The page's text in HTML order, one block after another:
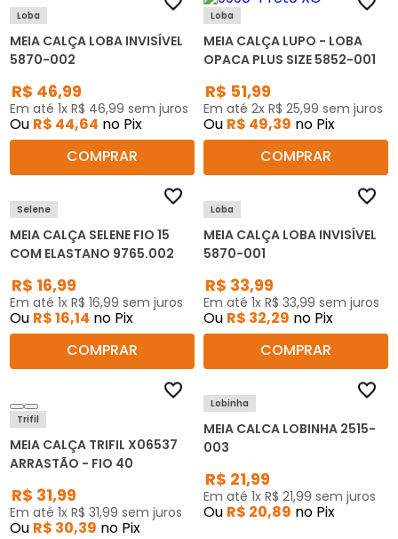
Loba
MEIA CALÇA LOBA INVISÍVEL
5870-002
R$ 46,99
Em até 1x R$ 46,99 sem juros
Ou R$ 44,64 no Pix
COMPRAR
Loba
MEIA CALÇA LUPO - LOBA
OPACA PLUS SIZE 5852-001
R$ 51,99
Em até 2x R$ 25,99 sem juros
Ou R$ 49,39 no Pix
COMPRAR
Selene
MEIA CALÇA SELENE FIO 15
COM ELASTANO 9765.002
R$ 16,99
Em até 1x R$ 16,99 sem juros
Ou R$16,14 no Pix
COMPRAR
Loba
MEIA CALÇA LOBA INVISÍVEL
5870-001
R$ 33,99
Em até 1x R$ 33,99 sem juros
Ou R$ 32,29 no Pix
COMPRAR
Trifil
MEIA CALÇA TRIFIL X06537
ARRASTÃO - FIO 40
R$ 31,99
Em até 1x R$ 31,99 sem juros
Ou R$ 30,39 no Pix
Lobinha
MEIA CALCA LOBINHA 2515-
003
R$ 21,99
Em até 1x R$ 21,99 sem juros
Ou R$ 20,89 no Pix